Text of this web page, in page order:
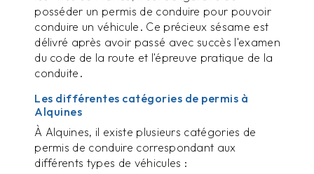
posséder un permis de conduire pour pouvoir
conduire un véhicule. Ce précieux sésame est
délivré après avoir passé avec succès l'examen
du code de la route et l'épreuve pratique de la
conduite.
Les différentes catégories de permis à
Alquines
À Alquines, il existe plusieurs catégories de
permis de conduire correspondant aux
différents types de véhicules :